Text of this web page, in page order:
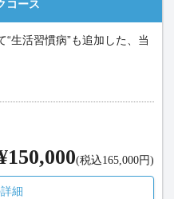
コース
“生活習慣病”も追加した、当
(税込165,000円)
細